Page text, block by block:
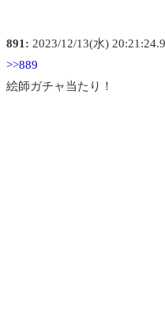
891: 2023/12/13(水)
>>889
絵師ガチャ当たり！